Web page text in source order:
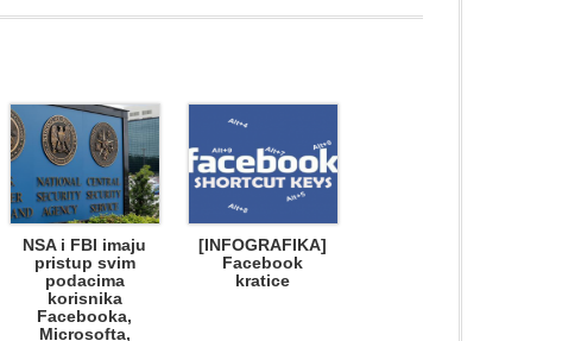
NSA i FBI imaju
pristup svim
podacima
korisnika
Facebooka,
Microsofta,
[INFOGRAFIKA]
Facebook
kratice